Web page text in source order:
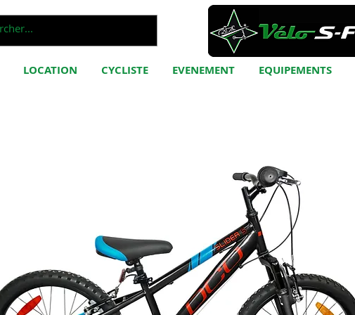
LOCATION CYCLISTE EVENEMENT EQUIPEMENTS